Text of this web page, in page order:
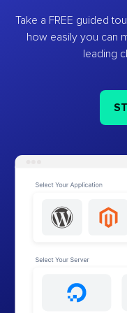
Take a FREE guided
how easily you can
leading